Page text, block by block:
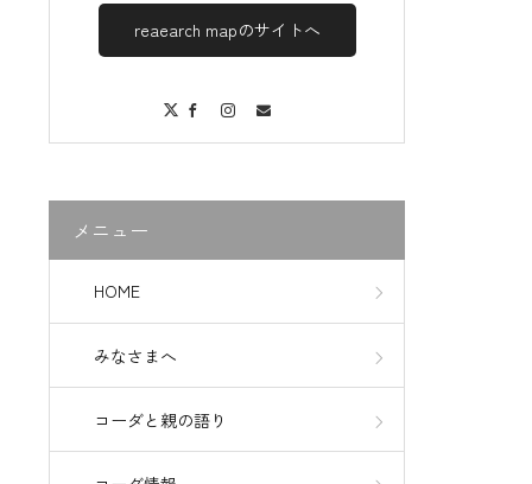
reaearch mapのサイトへ
メニュー
HOME
みなさまへ
コーダと親の語り